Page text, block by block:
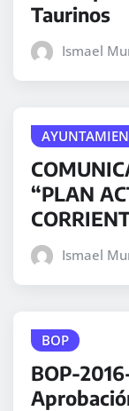
Taurinos
Ismael
“PLAN
Ismael
BOP
BOP-